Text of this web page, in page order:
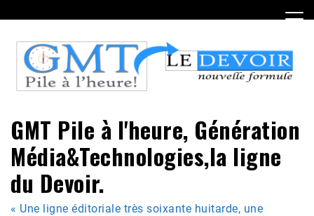
to
content
GMT Pile à l'heure, Génération
Média&Technologies,la ligne
du Devoir.
« Une ligne éditoriale très soixante huitarde, une